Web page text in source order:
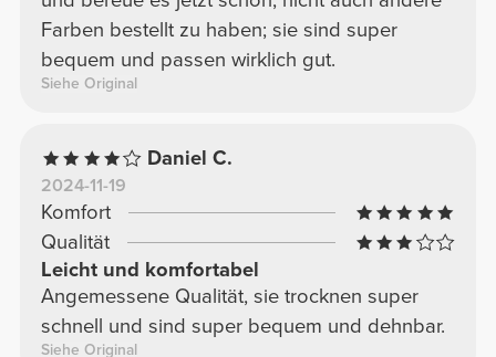
Farben bestellt zu haben; sie sind super
bequem und passen wirklich gut.
Siehe Original
Daniel C.
2024-11-19
Komfort
Qualität
Leicht und komfortabel
Angemessene Qualität, sie trocknen super
schnell und sind super bequem und dehnbar.
Siehe Original